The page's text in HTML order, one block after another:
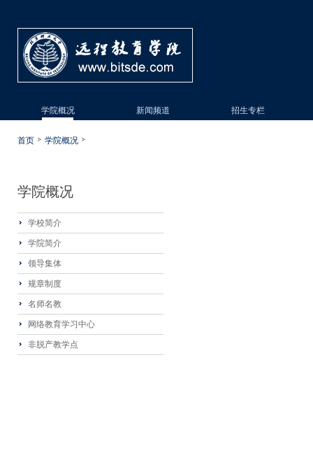
学院概况 新闻频道 招生专栏
首页 学院概况
学院概况
学校简介
学院简介
领导集体
规章制度
名师名教
网络教育学习中心
非脱产教学点